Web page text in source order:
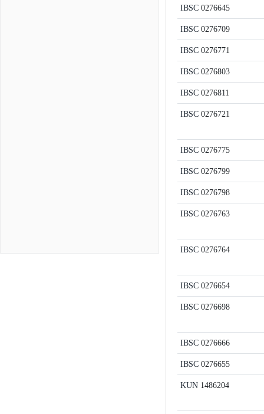
IBSC 0276645
IBSC 0276709
IBSC 0276771
IBSC 0276803
IBSC 0276811
IBSC 0276721
IBSC 0276775
IBSC 0276799
IBSC 0276798
IBSC 0276763
IBSC 0276764
IBSC 0276654
IBSC 0276698
IBSC 0276666
IBSC 0276655
KUN 1486204